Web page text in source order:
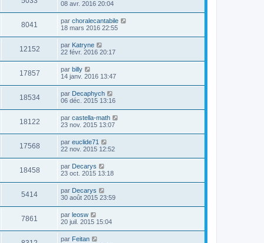
08 avr. 2016 20:04
8041 par choralecantabile
18 mars 2016 22:55
12152 par Katryne
22 févr. 2016 20:17
17857 par billy
14 janv. 2016 13:47
18534 par Decaphych
06 déc. 2015 13:16
18122 par castella-math
23 nov. 2015 13:07
17568 par euclide71
22 nov. 2015 12:52
18458 par Decarys
23 oct. 2015 13:18
5414 par Decarys
30 août 2015 23:59
7861 par leosw
20 juil. 2015 15:04
par Feitan